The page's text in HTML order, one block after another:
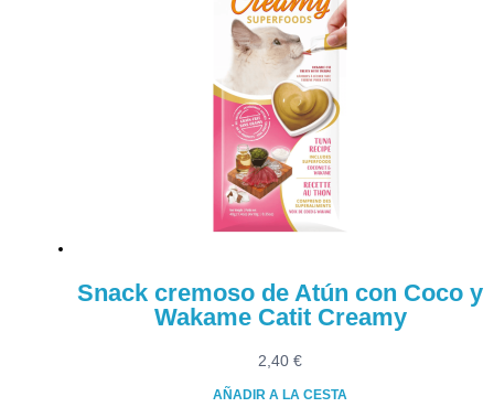
Snack cremoso de Atún con Coco y
Wakame Catit Creamy
2,40 €
AÑADIR A LA CESTA